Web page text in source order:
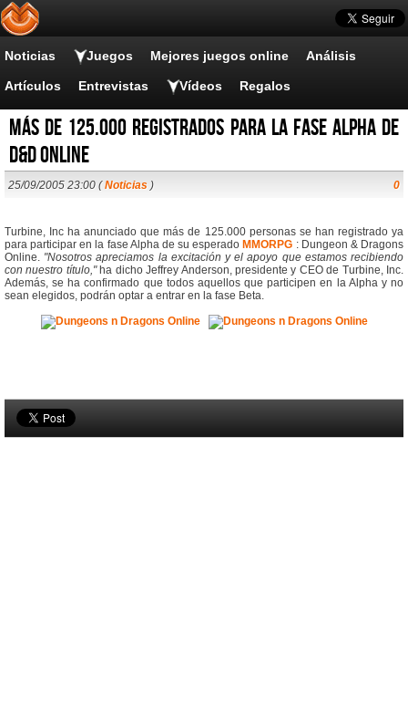
Noticias Juegos Mejores juegos online Análisis
Artículos Entrevistas Vídeos Regalos
Más de 125.000 registrados para la fase alpha de
D&D Online
25/09/2005 23:00 (Noticias ) 0
Turbine, Inc ha anunciado que más de 125.000 personas se han registrado ya
para participar en la fase Alpha de su esperado MMORPG : Dungeon & Dragons
Online. "Nosotros apreciamos la excitación y el apoyo que estamos recibiendo
con nuestro título,"ha dicho Jeffrey Anderson, presidente y CEO de Turbine, Inc.
Además, se ha confirmado que todos aquellos que participen en la Alpha y no
sean elegidos, podrán optar a entrar en la fase Beta.